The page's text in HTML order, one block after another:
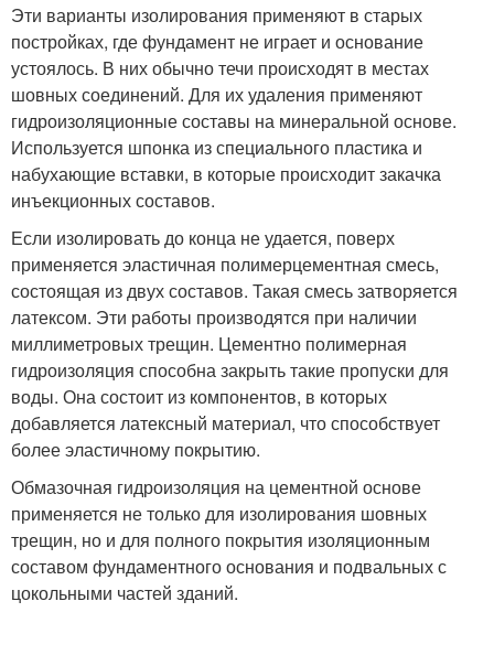
Эти варианты изолирования применяют в старых
постройках, где фундамент не играет и основание
устоялось. В них обычно течи происходят в местах
шовных соединений. Для их удаления применяют
гидроизоляционные составы на минеральной основе.
Используется шпонка из специального пластика и
набухающие вставки, в которые происходит закачка
инъекционных составов.
Если изолировать до конца не удается, поверх
применяется эластичная полимерцементная смесь,
состоящая из двух составов. Такая смесь затворяется
латексом. Эти работы производятся при наличии
миллиметровых трещин. Цементно полимерная
гидроизоляция способна закрыть такие пропуски для
воды. Она состоит из компонентов, в которых
добавляется латексный материал, что способствует
более эластичному покрытию.
Обмазочная гидроизоляция на цементной основе
применяется не только для изолирования шовных
трещин, но и для полного покрытия изоляционным
составом фундаментного основания и подвальных с
цокольными частей зданий.